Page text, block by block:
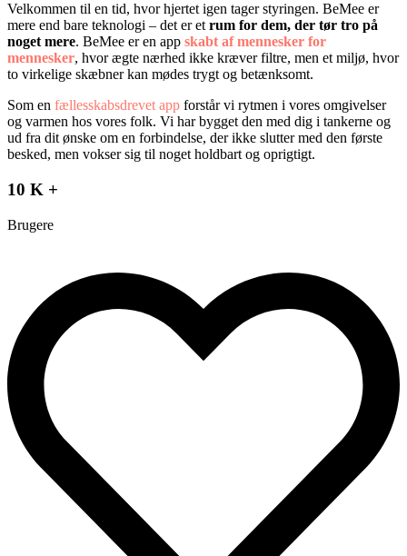
Velkommen til en tid, hvor hjertet igen tager styringen. BeMee er
mere end bare teknologi – det er et rum for dem, der tør tro på
noget mere. BeMee er en app skabt af mennesker for
mennesker, hvor ægte nærhed ikke kræver filtre, men et miljø, hvor
to virkelige skæbner kan mødes trygt og betænksomt.
Som en fællesskabsdrevet app forstår vi rytmen i vores omgivelser
og varmen hos vores folk. Vi har bygget den med dig i tankerne og
ud fra dit ønske om en forbindelse, der ikke slutter med den første
besked, men vokser sig til noget holdbart og oprigtigt.
10 K +
Brugere